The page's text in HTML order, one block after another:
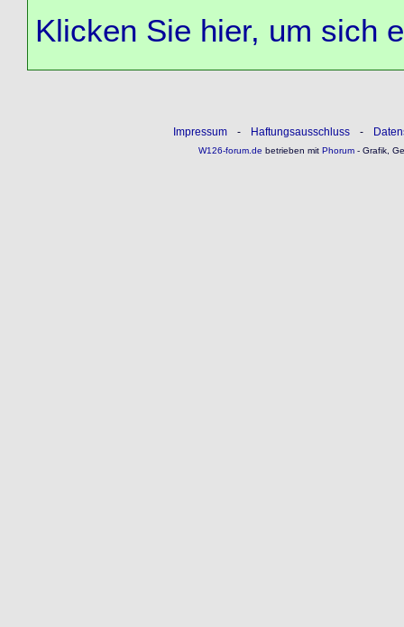
Klicken Sie hier, um sich
Impressum - Haftungsausschluss -
W126-forum.de betrieben mitPhorum- Grafik,